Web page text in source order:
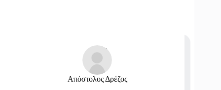
Απόστολος Δρέζος